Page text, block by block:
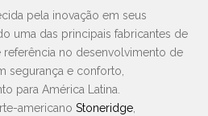
pela inovação em seus
uma das principais fabricantes de
no desenvolvimento de
segurança e conforto,
para América Latina.
americano Stoneridge